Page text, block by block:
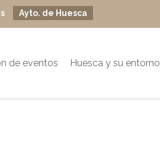
Ayto. de Huesca
de eventos Huesca y su entorno